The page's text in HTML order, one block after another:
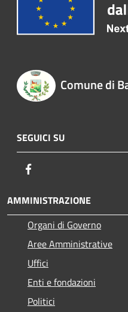
Comune di
SEGUICI SU
AMMINISTRAZIONE
Organi di Governo
Aree Amministrative
Uffici
Enti e fondazioni
Politici